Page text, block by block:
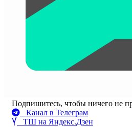
Подпишитесь, чтобы ничего не
Канал в Телеграм
ТШ на Яндекс.Дзен